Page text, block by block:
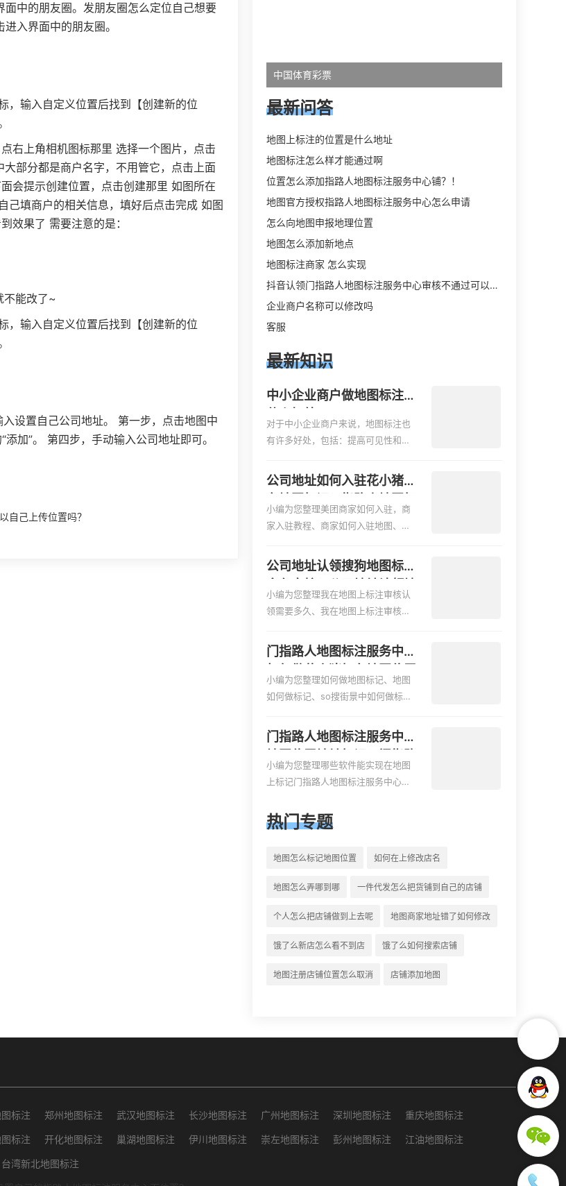
面中的朋友圈。发朋友圈怎么定位自己想要
入界面中的朋友圈。
，输入自定义位置后找到【创建新的位
右上角相机图标那里 选择一个图片，点击
部分都是商户名字，不用管它，点击上面
会提示创建位置，点击创建那里 如图所在
己填商户的相关信息，填好后点击完成 如图
效果了 需要注意的是：
不能改了~
，输入自定义位置后找到【创建新的位
设置自己公司地址。 第一步，点击地图中
加”。 第四步，手动输入公司地址即可。
自己上传位置吗？
中国体育彩票
最新问答
地图上标注的位置是什么地址
地图标注怎么样才能通过啊
位置怎么添加指路人地图标注服务中心铺？！
地图官方授权指路人地图标注服务中心怎么申请
怎么向地图申报地理位置
地图怎么添加新地点
地图标注商家 怎么实现
抖音认领门指路人地图标注服务中心审核不通过可以删除不
企业商户名称可以修改吗
客服
最新知识
中小企业商户做地图标注有
对于中小企业商户来说，地图标注也
有许多好处，包括：提高可见性和曝
置，可以增加商户的可见性和曝光
率。当潜在客户在地图上搜索相关服
务或产品时，能够快速找到标注的商
户位置，增加商户被发现的机会。方
更容易地找到商户的实际位置。特别
是对于新客户或不熟悉该地区的客户
来说，地图标注可以提供明确的导航
指引，减少客户的迷路和浪费时间的
实体指路人地图标注服务中心面的存
在。对于一些客户来说，实体指路人
地
公司地址如何入驻花小猪打
注服务中心铺如何入驻花小
小编为您整理美团商家如何入驻，商
家入驻教程、商家如何入驻地图、如
图、家政公司如何入驻美团相关地图
标注知识，详情可查看下方正文！
公司地址认领搜狗地图标注
图标注多久审核？
小编为您整理我在地图上标注审核认
领需要多久、我在地图上标注审核认
领需要多久i、我在地图上标注审核认
领需要多久Y、搜狗地图标注要多久才
显示相关地图标注知识，详情可查看
下方正文！
门指路人地图标注服务中心
标记？门指路人地图标注服
地址标记？
小编为您整理如何做地图标记、地图
如何做标记、so搜街景中如何做标
到门指路人地图标注服务中心办理手
续的吗、哪些软件能实现在地图上标
记门指路人地图标注服务中心位置相
关地图标注知识，详情可查看下方正
门指路人地图标注服务中心
人地图标注服务中心苹果地
小编为您整理哪些软件能实现在地图
上标记门指路人地图标注服务中心位
标注、如何创建门指路人地图标注服
务中心定位地址、如何创建门指路人
指路人地图标注服务中心地址标注上
地图怎么弄相关地图标注知识，详情
热门专题
地图怎么标记地图位置 如何在上修改店名
地图怎么弄哪到哪 一件代发怎么把货铺到自己的店铺
个人怎么把店铺做到上去呢 地图商家地址错了如何修改
饿了么新店怎么看不到店 饿了么如何搜索店铺
地图注册店铺位置怎么取消 店铺添加地图
标注 郑州地图标注 武汉地图标注 长沙地图标注 广州地图标注 深圳地图标注 重庆地图标注
标注 开化地图标注 巢湖地图标注 伊川地图标注 崇左地图标注 彭州地图标注 江油地图标注
台湾新北地图标注